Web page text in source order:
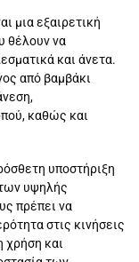
μια εξαιρετική
θέλουν να
και άνετα.
από βαμβάκι
καθώς και
υποστήριξη
υψηλής
πρέπει να
στις κινήσεις
χρήση και